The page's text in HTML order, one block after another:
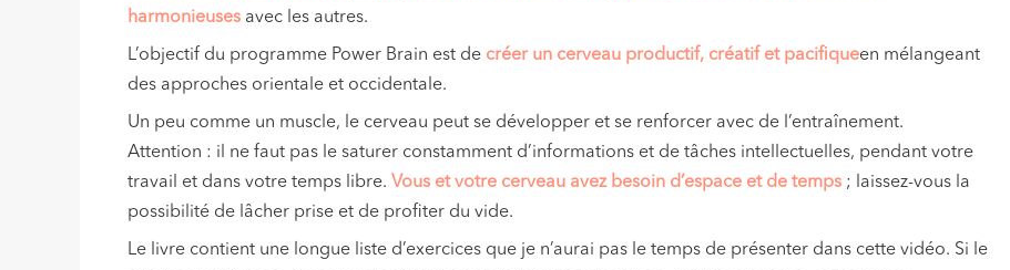
harmonieuses avec les autres.
L’objectif du programme Power Brain est de créer un cerveau productif, créatif et pacifiqueen mélangeant
des approches orientale et occidentale.
Un peu comme un muscle, le cerveau peut se développer et se renforcer avec de l’entraînement.
Attention : il ne faut pas le saturer constamment d’informations et de tâches intellectuelles, pendant votre
travail et dans votre temps libre. Vous et votre cerveau avez besoin d’espace et de temps ; laissez-vous la
possibilité de lâcher prise et de profiter du vide.
Le livre contient une longue liste d’exercices que je n’aurai pas le temps de présenter dans cette vidéo. Si le